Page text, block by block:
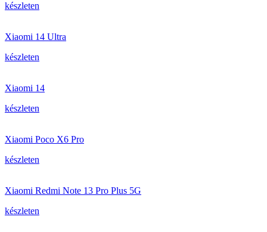
készleten
Xiaomi 14 Ultra
készleten
Xiaomi 14
készleten
Xiaomi Poco X6 Pro
készleten
Xiaomi Redmi Note 13 Pro Plus 5G
készleten